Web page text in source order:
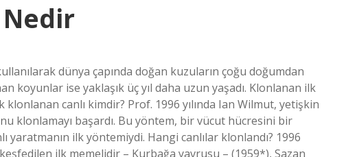
dünya çapında doğan kuzuların çoğu doğumdan
koyunlar ise yaklaşık üç yıl daha uzun yaşadı. Klonlanan ilk
klonlanan canlı kimdir? Prof. 1996 yılında Ian Wilmut, yetişkin
klonlamayı başardı. Bu yöntem, bir vücut hücresini bir
ilk yöntemiydi. Hangi canlılar klonlandı? 1996
ilk memelidir – Kurbağa yavrusu – (1959*), Sazan